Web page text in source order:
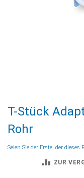
Anfang
der
Bildgalerie
springen
T-Stück
Rohr
Seien Sie der Erste, der dieses
ZUR